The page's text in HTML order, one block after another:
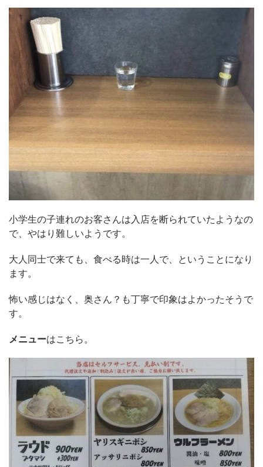
小学生の子連れのお客さんは入店を断られていたようなの
で、やはり難しいようです。
大人同士で来ても、食べる時は一人で、ということになり
ます。
怖い感じはなく、奥さん？も丁寧で印象はよかったそうで
す。
メニューはこちら。